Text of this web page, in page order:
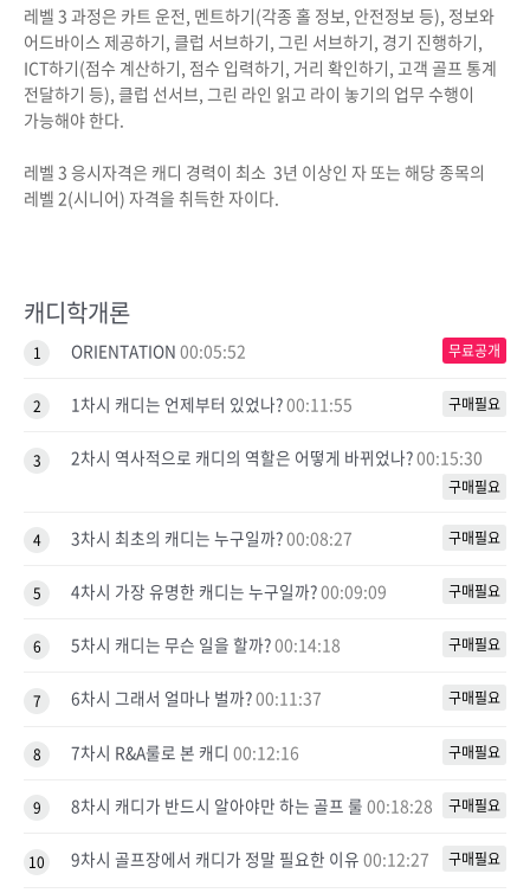
레벨 3 과정은 카트 운전, 멘트하기(각종 홀 정보, 안전정보 등), 정보와
어드바이스 제공하기, 클럽 서브하기, 그린 서브하기, 경기 진행하기,
ICT하기(점수 계산하기, 점수 입력하기, 거리 확인하기, 고객 골프 통계
전달하기 등), 클럽 선서브, 그린 라인 읽고 라이 놓기의 업무 수행이
가능해야 한다.
레벨 3 응시자격은 캐디 경력이 최소 3년 이상인 자 또는 해당 종목의
레벨 2(시니어) 자격을 취득한 자이다.
캐디학개론
1 ORIENTATION 00:05:52 무료공개
2 1차시 캐디는 언제부터 있었나?00:11:55 구매필요
3 2차시 역사적으로 캐디의 역할은 어떻게 바뀌었나?00:15:30
구매필요
4 3차시 최초의 캐디는 누구일까?00:08:27 구매필요
5 4차시 가장 유명한 캐디는 누구일까?00:09:09 구매필요
6 5차시 캐디는 무슨 일을 할까?00:14:18 구매필요
7 6차시 그래서 얼마나 벌까?00:11:37 구매필요
8 7차시 R&A룰로 본 캐디 00:12:16 구매필요
9 8차시 캐디가 반드시 알아야만 하는 골프 룰 00:18:28 구매필요
10 9차시 골프장에서 캐디가 정말 필요한 이유 00:12:27 구매필요